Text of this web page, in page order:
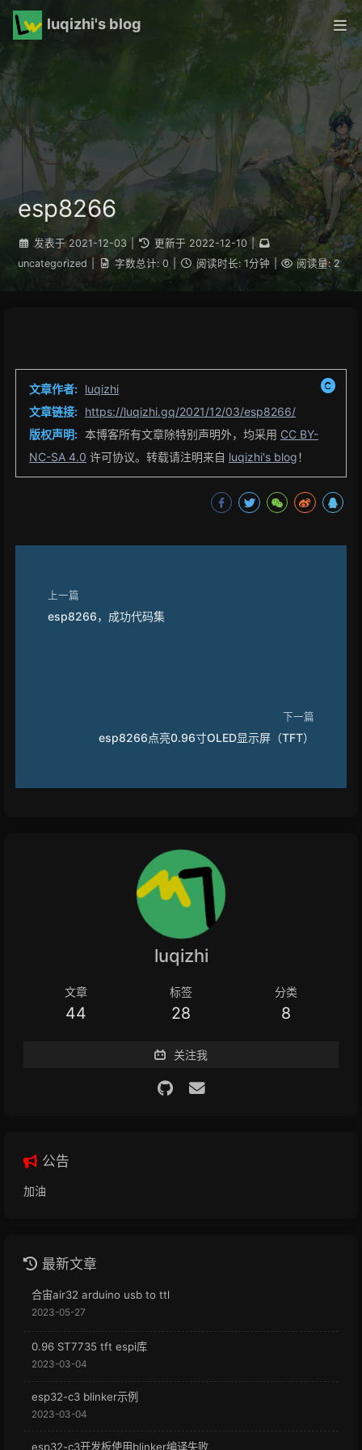
luqizhi's blog
esp8266
发表于 2021-12-03 更新于 2022-12-10 |
uncategorized
字数总计: 0 阅读时长: 1分钟 阅读量: 2
文章作者: luqizhi
文章链接: https://luqizhi.gq/2021/12/03/esp8266/
版权声明: 本博客所有文章除特别声明外，均采用 CC BY-
NC-SA 4.0 许可协议。转载请注明来自 luqizhi's blog！
上一篇
esp8266，成功代码集
下一篇
esp8266点亮0.96寸OLED显示屏（TFT）
luqizhi
文章
44
标签
28
分类
8
关注我
公告
加油
最新文章
合宙air32 arduino usb to ttl
2023-05-27
0.96 ST7735 tft espi库
2023-03-04
esp32-c3 blinker示例
2023-03-04
esp32-c3开发板使用blinker编译失败